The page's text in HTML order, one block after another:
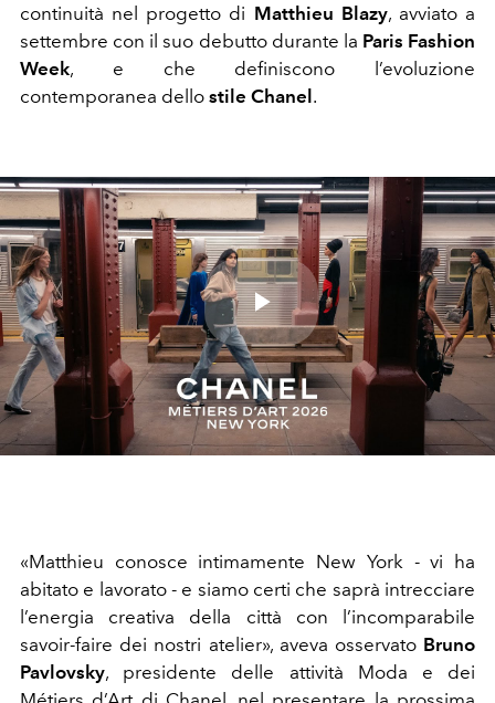
continuità nel progetto di Matthieu Blazy, avviato a
settembre con il suo debutto durante la Paris Fashion
Week, e che definiscono l’evoluzione
contemporanea dello stile Chanel.
Play
Video
«Matthieu conosce intimamente New York - vi ha
abitato e lavorato - e siamo certi che saprà intrecciare
l’energia creativa della città con l’incomparabile
savoir-faire dei nostri atelier», aveva osservato Bruno
Pavlovsky, presidente delle attività Moda e dei